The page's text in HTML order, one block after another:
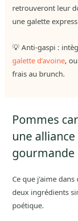
retrouveront leur
une galette
💡 Anti-gaspi :
galette d’avoine,
frais au brunch.
Pommes
une
gourmande
Ce que j’aime
deux ingrédients
poétique.